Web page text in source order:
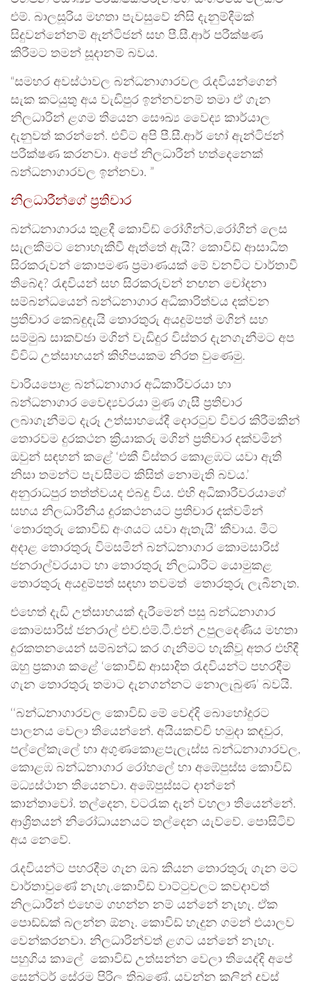
එම්. බාලසූරිය මහතා පැවසුවේ නිසි දැනුම්දීමක්
සිදුවන්නේනම් ඇන්ටිජන් සහ පී.සී.ආර් පරීක්ෂණ
කිරීමට තමන් සූදානම් බවය.
“සමහර අවස්ථාවල බන්ධනාගාරවල රැදවියන්ගෙන්
සැක කටයුතු අය වැඩිපුර ඉන්නවනම් තමා ඒ ගැන
නිලධාරින් ළගම තියෙන සෞඛ්‍ය වෛද්‍ය කාර්යාල
දැනුවත් කරන්නේ. එවිට අපි පී.සී.ආර් හෝ ඇන්ටිජන්
පරීක්ෂණ කරනවා. අපේ නිලධාරීන් හත්දෙනෙක්
බන්ධනාගාරවල ඉන්නවා. ”
නිලධාරීන්ගේ ප්‍රතිචාර
බන්ධනාගාරය තුළදී කොවිඩ් රෝගීන්ට,රෝගීන් ලෙස
සැලකීමට නොහැකිවී ඇත්තේ ඇයි? කොවිඩ් ආසාධිත
සිරකරුවන් කොපමණ ප්‍රමාණයක් මේ වනවිට වාර්තාවී
තිබේද? රැඳවියන් සහ සිරකරුවන් නඟන චෝදනා
සම්බන්ධයෙන් බන්ධනාගාර අධිකාරිත්වය දක්වන
ප්‍රතිචාර කෙබඳුදැයි තොරතුරු අයදුම්පත් මගින් සහ
සම්මුඛ සාකච්ඡා මගින් වැඩිදුර විස්තර දැනගැනීමට අප
විවිධ උත්සාහයන් කිහිපයකම නිරත වුණෙමු.
වාරියපොළ බන්ධනාගාර අධිකාරීවරයා හා
බන්ධනාගාර වෛද්‍යවරයා මුණ ගැසී ප්‍රතිචාර
ලබාගැනීමට දැරූ උත්සාහයේදී දොරටුව විවර කිරීමකින්
තොරවම දුරකථන ක්‍රියාකරු මගින් ප්‍රතිචාර දක්වමින්
ඔවුන් සඳහන් කළේ ‘එකී විස්තර කොළඹට යවා ඇති
නිසා තමන්ට පැවසීමට කිසිත් නොමැති බවය.’
අනුරාධපුර තත්ත්වයද එබදු විය. එහි අධිකාරීවරයාගේ
සහය නිලධාරීනිය දූරකථනයට ප්‍රතිචාර දක්වමින්
‘තොරතුරු කොවිඩ් අංශයට යවා ඇතැයි’ කීවාය. මීට
අදාළ තොරතුරු විමසමින් බන්ධනාගාර කොමසාරිස්
ජනරාල්වරයාට හා තොරතුරු නිලධාරිට යොමුකළ
තොරතුරු අයදුම්පත් සඳහා තවමත් තොරතුරු ලැබීනැත.
එහෙත් දැඩි උත්සාහයක් දැරීමෙන් පසු බන්ධනාගාර
කොමසාරිස් ජනරාල් එච්.එම්.ටී.එන් උපුලදෙණිය මහතා
දුරකතනයෙන් සම්බන්ධ කර ගැනීමට හැකිවූ අතර එහිදී
ඔහු ප්‍රකාශ කළේ ‘කොවිඩ් ආසාදිත රැදවියන්ට පහරදීම
ගැන තොරතුරු තමාට දැනගන්නට නොලැබුණ’ බවයි.
‘‘බන්ධනාගාරවල කොවිඩ් මේ වෙද්දි බොහෝදුරට
පාලනය වෙලා තියෙන්නේ. අයියකච්චි හමුදා කඳවුර,
පල්ලේකැලේ හා අගුණකොළපැලැස්ස බන්ධනාගාරවල,
කොළඹ බන්ධනාගාර රෝහලේ හා අඹේපුස්ස කොවිඩ්
මධ්‍යස්ථාන තියෙනවා. අඹේපුස්සට දාන්නේ
කාන්තාවෝ. තල්දෙන, වටරැක දැන් වහලා තියෙන්නේ.
ආශ්‍රිතයන් නිරෝධායනයට තල්දෙන යැව්වේ. පොසිටිව්
අය නෙවේ.
රැදවියන්ට පහරදීම ගැන ඔබ කියන තොරතුරු ගැන මට
වාර්තාවුණේ නැහැ.කොවිඩ් වාට්ටුවලට කවදාවත්
නිලධාරීන් එහෙම ගහන්න නම් යන්නේ නැහැ. ඒක
පොඩ්ඩක් බලන්න ඕනෑ. කොවිඩ් හැදුන ගමන් එයාලව
වෙන්කරනවා. නිලධාරින්වත් ළගට යන්නේ නැහැ.
පහුගිය කාලේ කොවිඩ් උත්සන්න වෙලා තියෙද්දි අපේ
සෙන්ටර් සේරම පිරිල තිබුණේ. යවන්න කලින් දවස්